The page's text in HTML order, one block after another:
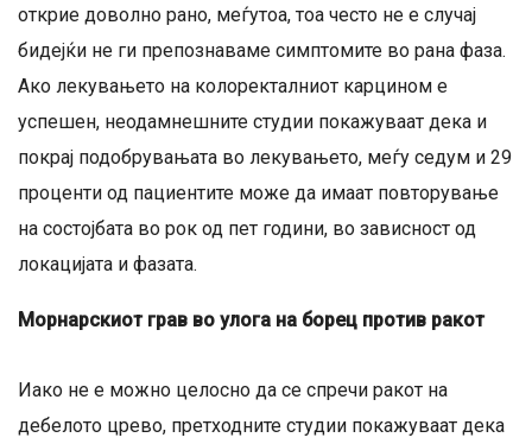
открие доволно рано, меѓутоа, тоа често не е случај
бидејќи не ги препознаваме симптомите во рана фаза.
Ако лекувањето на колоректалниот карцином е
успешен, неодамнешните студии покажуваат дека и
покрај подобрувањата во лекувањето, меѓу седум и 29
проценти од пациентите може да имаат повторување
на состојбата во рок од пет години, во зависност од
локацијата и фазата.
Морнарскиот грав во улога на борец против ракот
Иако не е можно целосно да се спречи ракот на
дебелото црево, претходните студии покажуваат дека